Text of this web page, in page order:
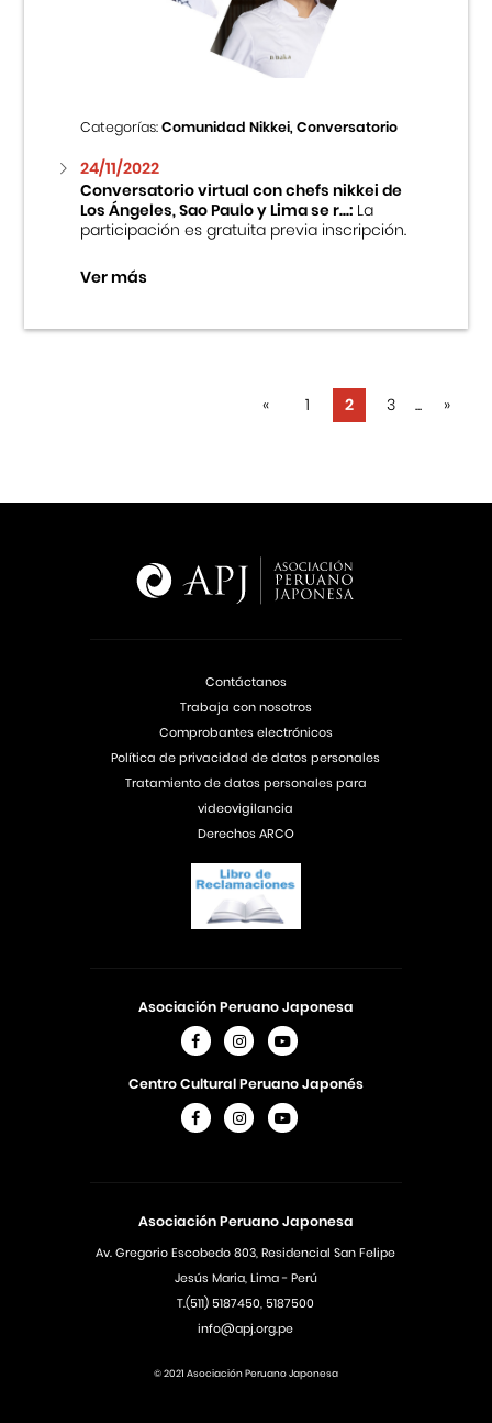
Categorías:Comunidad Nikkei, Conversatorio
24/11/2022
Conversatorio virtual con chefs nikkei de
Los Ángeles, Sao Paulo y Lima se r...:La
participación es gratuita previa inscripción.
Ver más
« 1 2 3 ... »
Asociación Peruano Japonesa
Av. Gregorio Escobedo 803, Residencial San Felipe
Jesús Maria, Lima - Perú
T.(511) 5187450, 5187500
info@apj.org.pe
Asociación Peruano Japonesa
Centro Cultural Peruano Japonés
Contáctanos
Trabaja con nosotros
Comprobantes electrónicos
Política de privacidad de datos personales
Tratamiento de datos personales para
videovigilancia
Derechos ARCO
© 2021 Asociación Peruano Japonesa